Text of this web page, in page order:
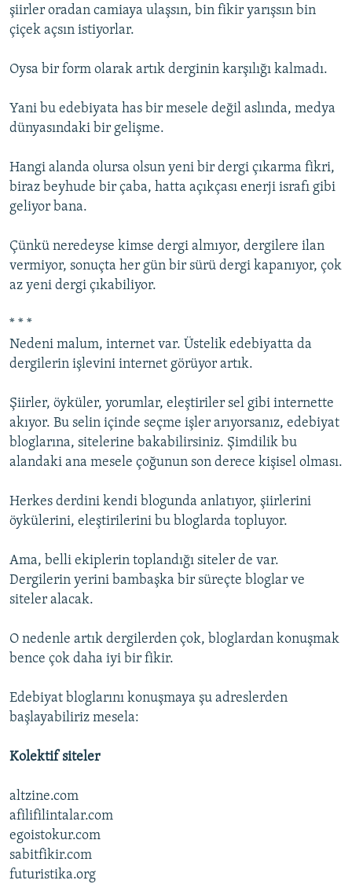
şiirler oradan camiaya ulaşsın, bin fikir yarışsın bin
çiçek açsın istiyorlar.
Oysa bir form olarak artık derginin karşılığı kalmadı.
Yani bu edebiyata has bir mesele değil aslında, medya
dünyasındaki bir gelişme.
Hangi alanda olursa olsun yeni bir dergi çıkarma fikri,
biraz beyhude bir çaba, hatta açıkçası enerji israfı gibi
geliyor bana.
Çünkü neredeyse kimse dergi almıyor, dergilere ilan
vermiyor, sonuçta her gün bir sürü dergi kapanıyor, çok
az yeni dergi çıkabiliyor.
* * *
Nedeni malum, internet var. Üstelik edebiyatta da
dergilerin işlevini internet görüyor artık.
Şiirler, öyküler, yorumlar, eleştiriler sel gibi internette
akıyor. Bu selin içinde seçme işler arıyorsanız, edebiyat
bloglarına, sitelerine bakabilirsiniz. Şimdilik bu
alandaki ana mesele çoğunun son derece kişisel olması.
Herkes derdini kendi blogunda anlatıyor, şiirlerini
öykülerini, eleştirilerini bu bloglarda topluyor.
Ama, belli ekiplerin toplandığı siteler de var.
Dergilerin yerini bambaşka bir süreçte bloglar ve
siteler alacak.
O nedenle artık dergilerden çok, bloglardan konuşmak
bence çok daha iyi bir fikir.
Edebiyat bloglarını konuşmaya şu adreslerden
başlayabiliriz mesela:
Kolektif siteler
altzine.com
afilifilintalar.com
egoistokur.com
sabitfikir.com
futuristika.org